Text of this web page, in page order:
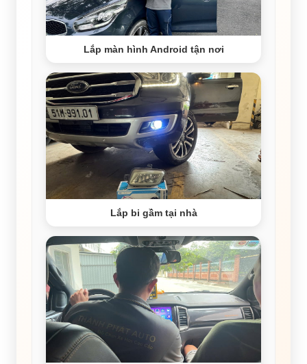
Lắp màn hình Android tận nơi
Lắp bi gầm tại nhà